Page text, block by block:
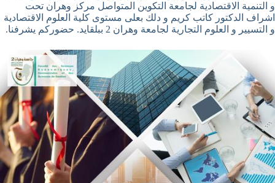
و التنمية الاقتصادية لجامعة التكوين المتواصل مركز وهران تحت
اشراف الدكتور كاتب كريم و دلك بعلى مستوى كلية العلوم الاقتصادية
و التسيير و العلوم التجارية لجامعة وهران 2 ببلقايد. حضوركم يشرفنا.